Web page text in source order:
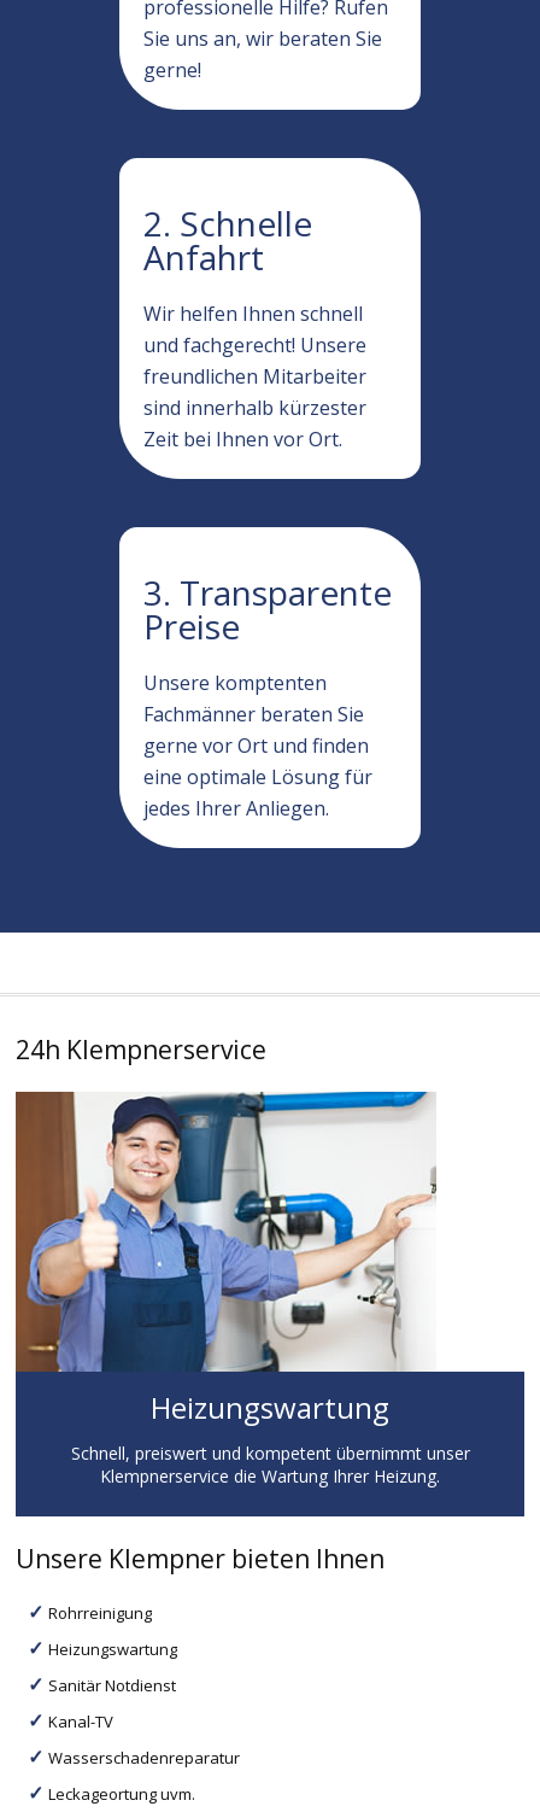
professionelle Hilfe? Rufen
Sie uns an, wir beraten Sie
gerne!
2. Schnelle
Anfahrt
Wir helfen Ihnen schnell
und fachgerecht! Unsere
freundlichen Mitarbeiter
sind innerhalb kürzester
Zeit bei Ihnen vor Ort.
3. Transparente
Preise
Unsere komptenten
Fachmänner beraten Sie
gerne vor Ort und finden
eine optimale Lösung für
jedes Ihrer Anliegen.
24h Klempnerservice
Heizungswartung
Schnell, preiswert und kompetent übernimmt unser
Klempnerservice die Wartung Ihrer Heizung.
Unsere Klempner bieten Ihnen
Rohrreinigung
Heizungswartung
Sanitär Notdienst
Kanal-TV
Wasserschadenreparatur
Leckageortung uvm.